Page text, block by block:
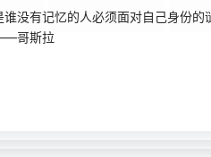
有记忆的人必须面对自己身份的
哥斯拉